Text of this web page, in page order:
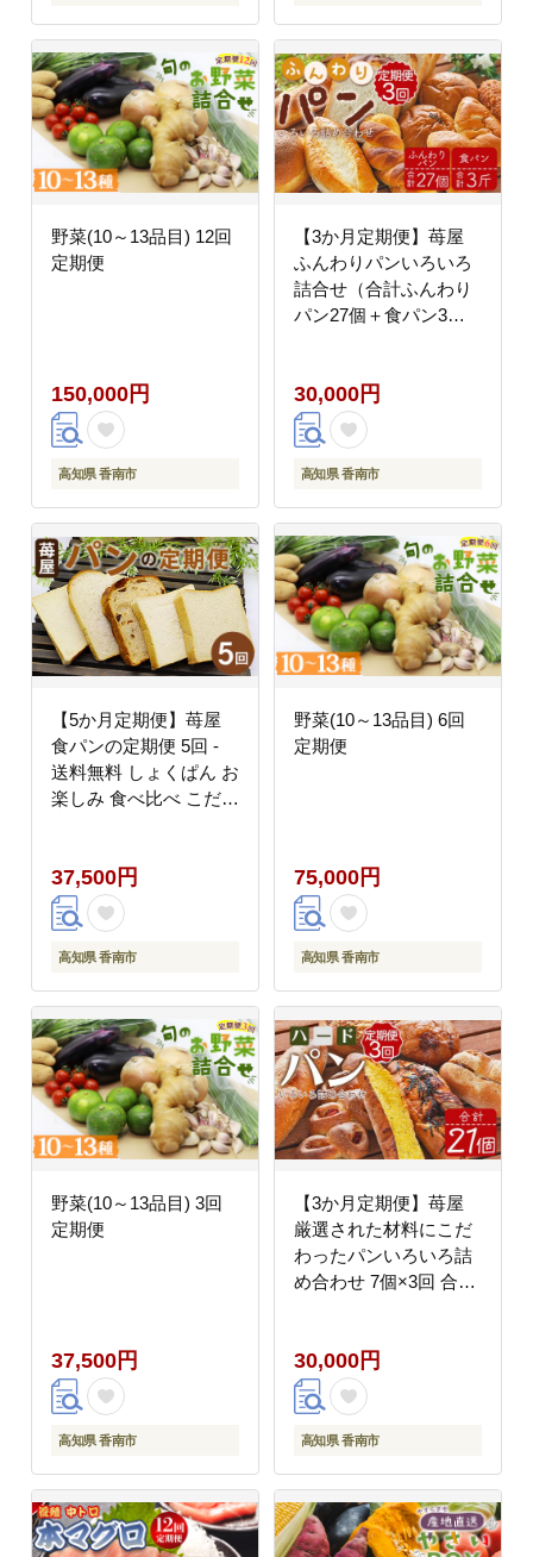
野菜(10～13品目) 12回
定期便
150,000円
高知県 香南市
【3か月定期便】苺屋
ふんわりパンいろいろ
詰合せ（合計ふんわり
パン27個＋食パン3
お楽しみ 惣菜パン 菓子
パン 3回 冷凍 Wit-0075
30,000円
高知県 香南市
【5か月定期便】苺屋
食パンの定期便 5回 -
送料無料 しょくぱん お
楽しみ 食べ比べ こだわ
朝食 おやつ ベーカリー
パン好き Wit-0071
37,500円
高知県 香南市
野菜(10～13品目) 6回
定期便
75,000円
高知県 香南市
野菜(10～13品目) 3回
定期便
37,500円
高知県 香南市
【3か月定期便】苺屋
厳選された材料にこだ
わったパンいろいろ詰
め合わせ 7個×3回 合計
ト つめあわせ 食べ比べ
お楽しみ 冷凍 Wit-0074
30,000円
高知県 香南市